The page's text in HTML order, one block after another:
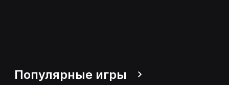
Популярные игры